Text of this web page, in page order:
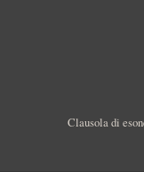
Clausola di